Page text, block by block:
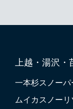
上越・湯沢・
一本杉スノー
ムイカスノー